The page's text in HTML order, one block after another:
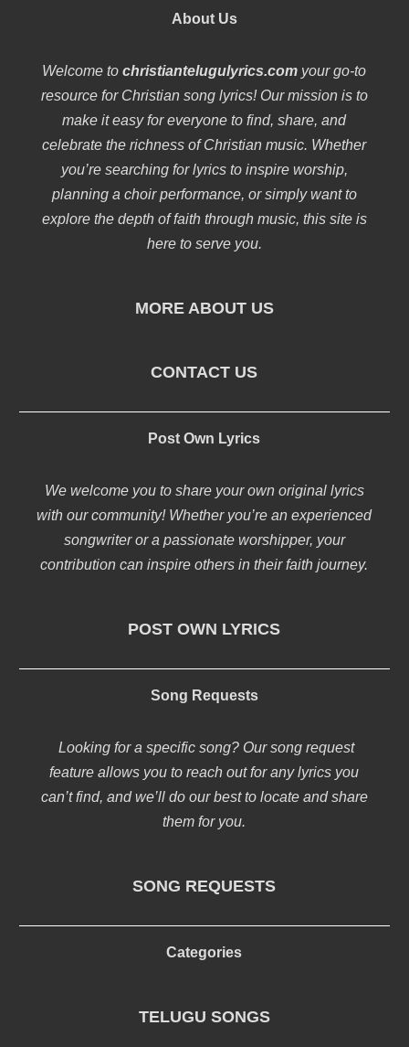
About Us
Welcome tochristiantelugulyrics.com your go-to
resource for Christian song lyrics! Our mission is to
make it easy for everyone to find, share, and
celebrate the richness of Christian music. Whether
you’re searching for lyrics to inspire worship,
planning a choir performance, or simply want to
explore the depth of faith through music, this site is
here to serve you.
MORE ABOUT US
CONTACT US
Post Own Lyrics
We welcome you to share your own original lyrics
with our community! Whether you’re an experienced
songwriter or a passionate worshipper, your
contribution can inspire others in their faith journey.
POST OWN LYRICS
Song Requests
Looking for a specific song? Our song request
feature allows you to reach out for any lyrics you
can’t find, and we’ll do our best to locate and share
them for you.
SONG REQUESTS
Categories
TELUGU SONGS